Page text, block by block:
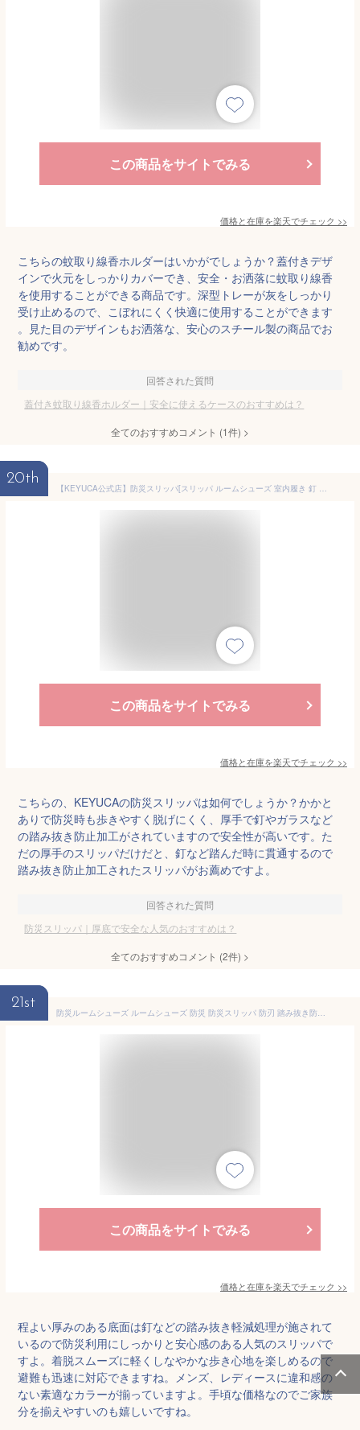
この商品をサイトでみる
価格と在庫を楽天でチェック >>
こちらの蚊取り線香ホルダーはいかがでしょうか？蓋付きデザ
インで火元をしっかりカバーでき、安全・お洒落に蚊取り線香
を使用することができる商品です。深型トレーが灰をしっかり
受け止めるので、こぼれにくく快適に使用することができます
。見た目のデザインもお洒落な、安心のスチール製の商品でお
勧めです。
回答された質問
蓋付き蚊取り線香ホルダー｜安全に使えるケースのおすすめは？
全てのおすすめコメント (1件) >
20th
【KEYUCA公式店】防災スリッパ[スリッパ ルームシューズ 室内履き 釘 ガラス 破片 対策 災害 安全 レディース 30代 40代 50代 おしゃれ 通販 かかとあり 踏み抜き 防止 厚底 洗える 暖かい あったか 室内 インソール 家 上履き オシャレ 大きいサイズ 機能性 丈夫 長持ち]
この商品をサイトでみる
価格と在庫を楽天でチェック >>
こちらの、KEYUCAの防災スリッパは如何でしょうか？かかと
ありで防災時も歩きやすく脱げにくく、厚手で釘やガラスなど
の踏み抜き防止加工がされていますので安全性が高いです。た
だの厚手のスリッパだけだと、釘など踏んだ時に貫通するので
踏み抜き防止加工されたスリッパがお薦めですよ。
回答された質問
防災スリッパ｜厚底で安全な人気のおすすめは？
全てのおすすめコメント (2件) >
21st
防災ルームシューズ ルームシューズ 防災 防災スリッパ 防刃 踏み抜き防止 ガラスの破片対策 安全靴 安全スリッパ 安全ルームシューズ 防災グッズ インソール 軽量 釘 割れたガラス 避難 避難用品 貫通防止 普段使い 防災シューズ 防災の日 地震
この商品をサイトでみる
価格と在庫を楽天でチェック >>
程よい厚みのある底面は釘などの踏み抜き軽減処理が施されて
いるので防災利用にしっかりと安心感のある人気のスリッパで
すよ。着脱スムーズに軽くしなやかな歩き心地を楽しめるので
避難も迅速に対応できますね。メンズ、レディースに違和感の
ない素適なカラーが揃っていますよ。手頃な価格なのでご家族
分を揃えやすいのも嬉しいですね。